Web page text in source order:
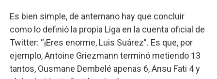
Es bien simple, de antemano hay que concluir
como lo definió la propia Liga en la cuenta oficial de
Twitter: “¡Eres enorme, Luis Suárez”. Es que, por
ejemplo, Antoine Griezmann terminó metiendo 13
tantos, Ousmane Dembelé apenas 6, Ansu Fati 4 y